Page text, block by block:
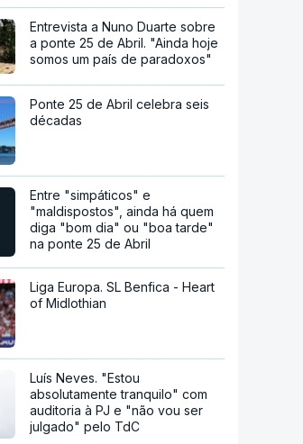
Entrevista a Nuno Duarte sobre
a ponte 25 de Abril. "Ainda hoje
somos um país de paradoxos"
Ponte 25 de Abril celebra seis
décadas
Entre "simpáticos" e
"maldispostos", ainda há quem
diga "bom dia" ou "boa tarde"
na ponte 25 de Abril
Liga Europa. SL Benfica - Heart
of Midlothian
Luís Neves. "Estou
absolutamente tranquilo" com
auditoria à PJ e "não vou ser
julgado" pelo TdC